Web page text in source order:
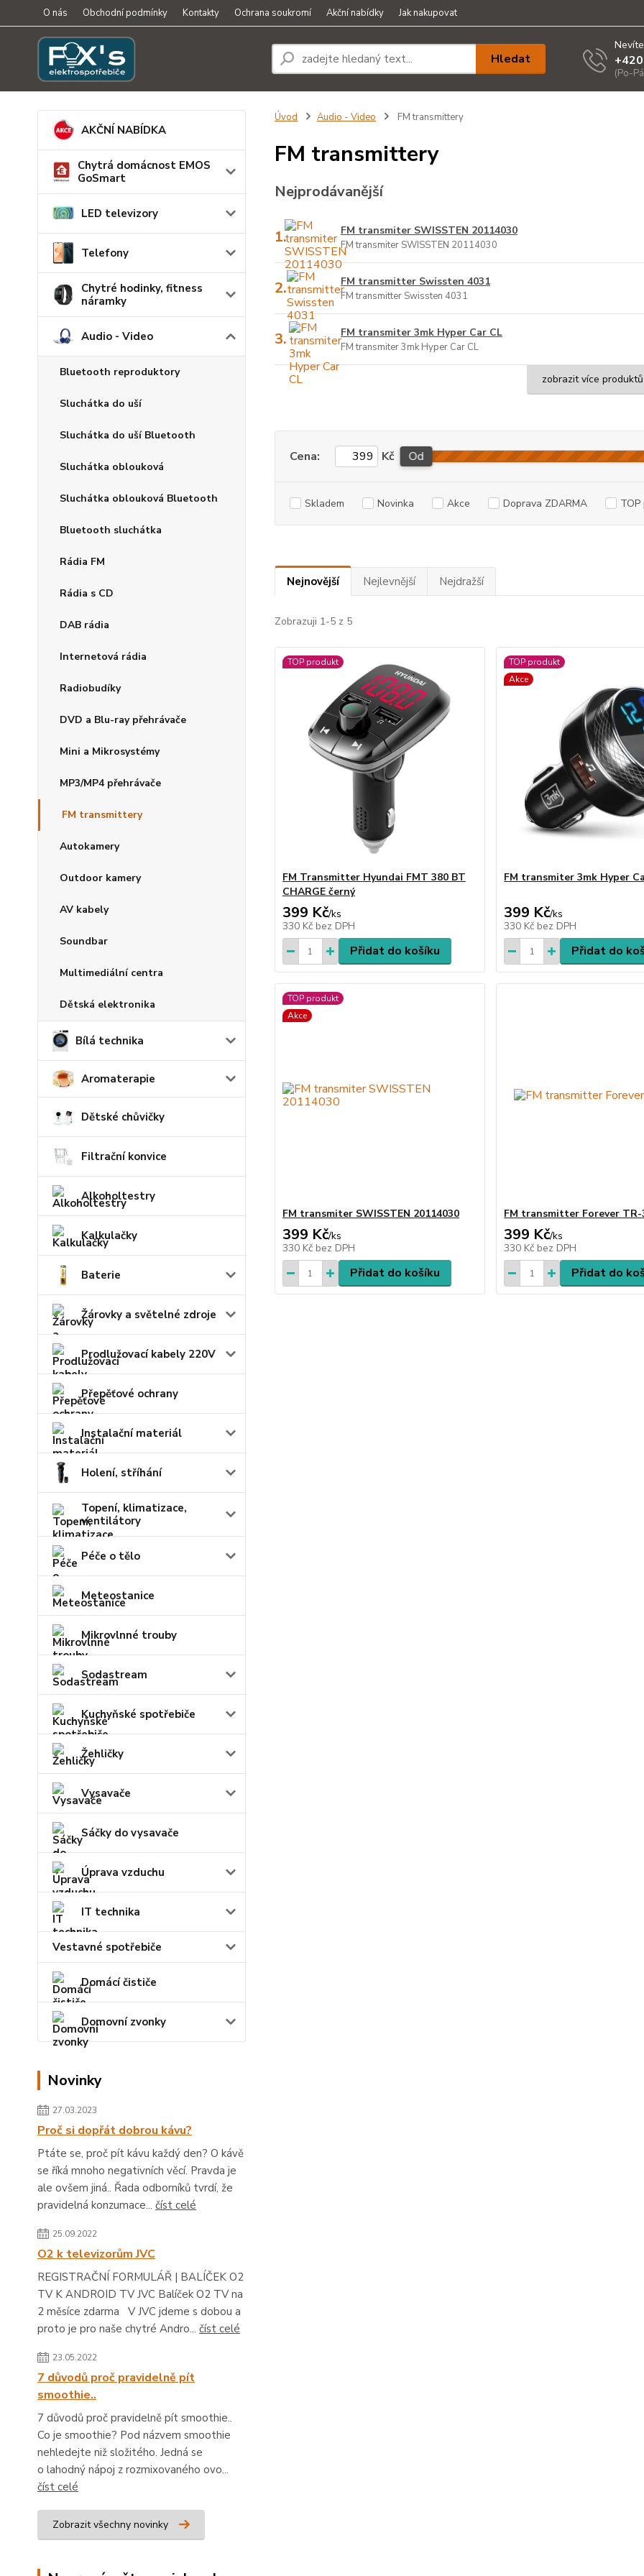
O nás Obchodní podmínky Kontakty Ochrana soukromí Akční nabídky Jak nakupovat
Hledat
(Po-
AKČNÍ NABÍDKA
Chytrá domácnost EMOS
GoSmart
LED televizory
Telefony
Chytré hodinky, fitness
náramky
Audio - Video
Bluetooth reproduktory
Sluchátka do uší
Sluchátka do uší Bluetooth
Sluchátka oblouková
Sluchátka oblouková Bluetooth
Bluetooth sluchátka
Rádia FM
Rádia s CD
DAB rádia
Internetová rádia
Radiobudíky
DVD a Blu-ray přehrávače
Mini a Mikrosystémy
MP3/MP4 přehrávače
FM transmittery
Autokamery
Outdoor kamery
AV kabely
Soundbar
Multimediální centra
Dětská elektronika
Bílá technika
Aromaterapie
Dětské chůvičky
Filtrační konvice
Alkoholtestry
Kalkulačky
Baterie
Žárovky a světelné zdroje
Prodlužovací kabely 220V
Přepěťové ochrany
Instalační materiál
Holení, stříhání
Topení, klimatizace,
ventilátory
Péče o tělo
Meteostanice
Mikrovlnné trouby
Sodastream
Kuchyňské spotřebiče
Žehličky
Vysavače
Sáčky do vysavače
Úprava vzduchu
IT technika
Vestavné spotřebiče
Domácí čističe
Domovní zvonky
Novinky
27.03.2023
Proč si dopřát dobrou kávu?
Ptáte se, proč pít kávu každý den? O kávě
se říká mnoho negativních věcí. Pravda je
ale ovšem jiná.. Řada odborníků tvrdí, že
pravidelná konzumace... číst celé
25.09.2022
O2 k televizorům JVC
REGISTRAČNÍ FORMULÁŘ | BALÍČEK O2
TV K ANDROID TV JVC Balíček O2 TV na
2 měsíce zdarma V JVC jdeme s dobou a
proto je pro naše chytré Andro... číst celé
23.05.2022
7 důvodů proč pravidelně pít
smoothie..
7 důvodů proč pravidelně pít smoothie..
Co je smoothie? Pod názvem smoothie
nehledejte niž složitého. Jedná se
o lahodný nápoj z rozmixovaného ovo...
číst celé
Zobrazit všechny novinky
Úvod Audio - Video FM transmittery
FM transmittery
Nejprodávanější
1. FM transmiter SWISSTEN 20114030
FM transmiter SWISSTEN 20114030
2. FM transmitter Swissten 4031
FM transmitter Swissten 4031
3. FM transmiter 3mk Hyper Car CL
FM transmiter 3mk Hyper Car CL
zobrazit více produktů
Cena: Kč Od
Skladem Novinka Akce Doprava ZDARMA
Nejnovější Nejlevnější Nejdražší
Zobrazuji 1-5 z 5
TOP produkt
FM Transmitter Hyundai FMT 380 BT
CHARGE černý
399 Kč/ks
330 Kč bez DPH
Přidat do košíku
TOP produkt
Akce
FM transmiter 3mk Hyper
399 Kč/ks
330 Kč bez DPH
Přidat do
TOP produkt
Akce
FM transmiter SWISSTEN 20114030
399 Kč/ks
330 Kč bez DPH
Přidat do košíku
FM transmitter Forever TR-
399 Kč/ks
330 Kč bez DPH
Přidat do